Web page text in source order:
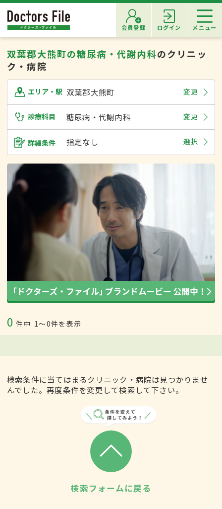
会員登録 ログイン メニュー
双葉郡大熊町の糖尿病・代謝内科のクリニッ
ク・病院
エリア・駅 双葉郡大熊町 変更
診療科目 糖尿病・代謝内科 変更
詳細条件 指定なし 選択
0 件中 1〜0件を表示
検索条件に当てはまるクリニック・病院は見つかりませ
んでした。再度条件を変更して検索して下さい。
検索フォームに戻る